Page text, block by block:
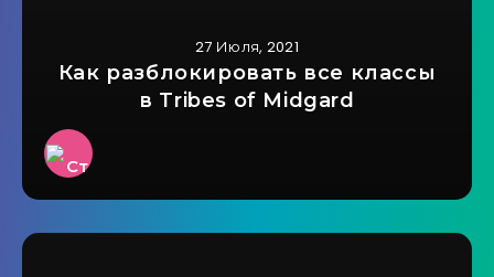
27 Июля, 2021
Как разблокировать все классы
в Tribes of Midgard